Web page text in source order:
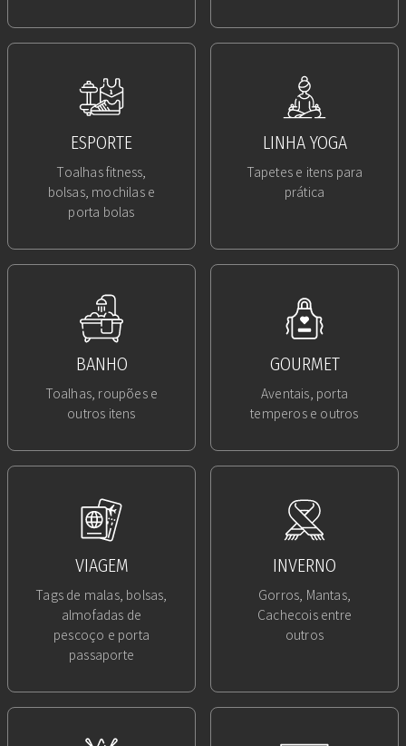
ESPORTE
Toalhas fitness,
bolsas, mochilas e
porta bolas
LINHA YOGA
Tapetes e itens para
prática
BANHO
Toalhas, roupões e
outros itens
GOURMET
Aventais, porta
temperos e outros
VIAGEM
Tags de malas, bolsas,
almofadas de
pescoço e porta
passaporte
INVERNO
Gorros, Mantas,
Cachecois entre
outros